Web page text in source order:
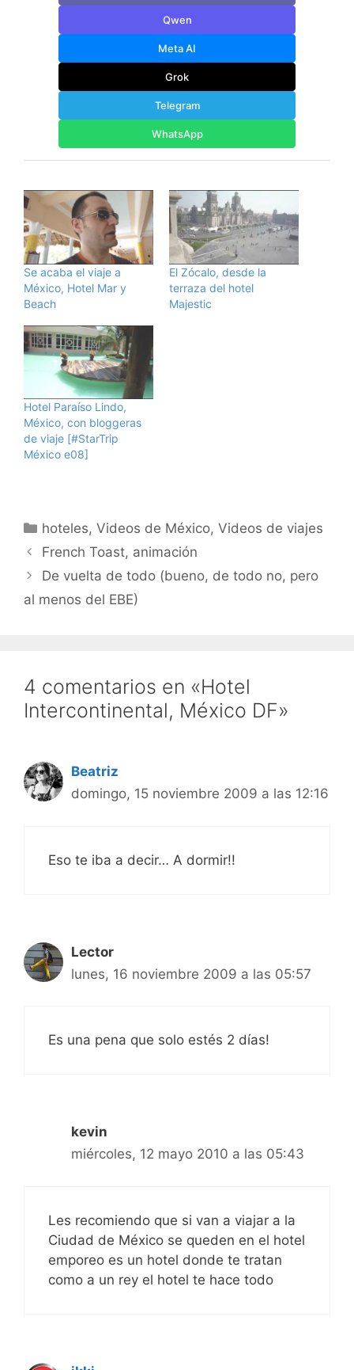
Qwen
Meta AI
Grok
Telegram
WhatsApp
Se acaba el viaje a
México, Hotel Mar y
Beach
El Zócalo, desde la
terraza del hotel
Majestic
Hotel Paraíso Lindo,
México, con bloggeras
de viaje [#StarTrip
México e08]
Categorías
hoteles,Videos de México,Videos de viajes
French Toast, animación
De vuelta de todo (bueno, de todo no, pero
al menos del EBE)
4 comentarios en «Hotel
Intercontinental, México DF»
Beatriz
domingo, 15 noviembre 2009 a las 12:16
Eso te iba a decir… A dormir!!
Lector
lunes, 16 noviembre 2009 a las 05:57
Es una pena que solo estés 2 días!
kevin
miércoles, 12 mayo 2010 a las 05:43
Les recomiendo que si van a viajar a la
Ciudad de México se queden en el hotel
emporeo es un hotel donde te tratan
como a un rey el hotel te hace todo